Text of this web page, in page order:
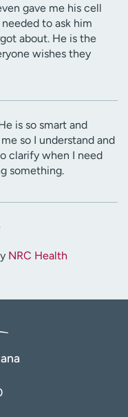
gave me his cell
to ask him
about. He is the
wishes they
is so smart and
so I understand and
clarify when I need
something.
NRC Health